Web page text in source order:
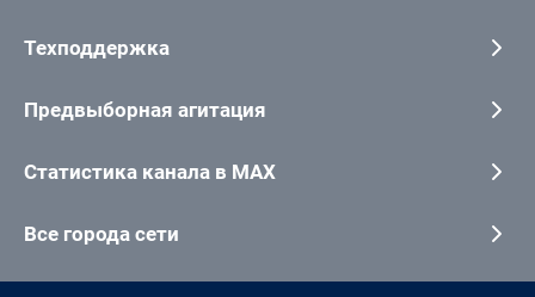
Техподдержка
Предвыборная агитация
Статистика канала в MAX
Все города сети